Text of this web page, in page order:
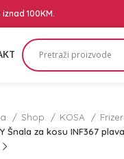
100KM.
Shop KOSA
Šnala za kosu INF367 plava